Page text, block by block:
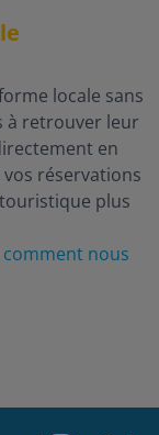
locale sans
à retrouver leur
en
réservations
plus
nous